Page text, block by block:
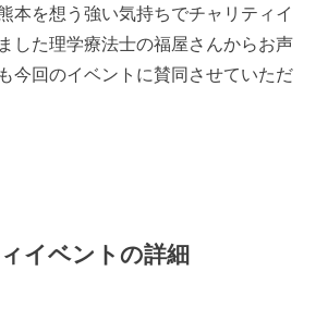
本を想う強い気持ちでチャリティイ
した理学療法士の福屋さんからお声
今回のイベントに賛同させていただ
イベントの詳細